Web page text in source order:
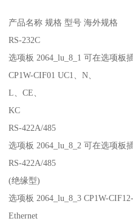
产品名称 规格 型号 海外规格
RS-232C
选项板 2064_lu_8_1 可在选项板
CP1W-CIF01 UC1、N、
L、CE、
KC
RS-422A/485
选项板 2064_lu_8_2 可在选项板
RS-422A/485
(绝缘型)
选项板 2064_lu_8_3 CP1W-
Ethernet